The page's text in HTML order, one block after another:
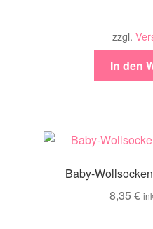
zzgl.
In den
Baby-
8,35 €